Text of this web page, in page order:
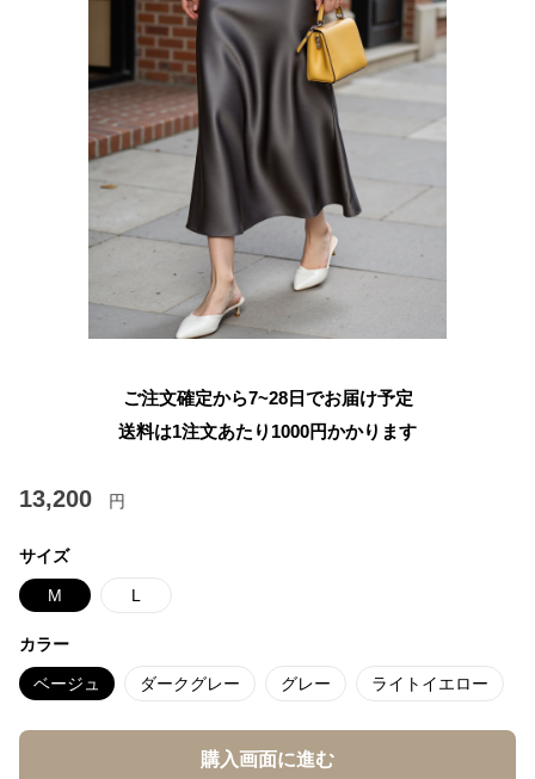
ご注文確定から7~28日でお届け予定
送料は1注文あたり 1000円かかります
13,200 円
サイズ
M L
カラー
ベージュ ダークグレー グレー ライトイエロー
購入画面に進む